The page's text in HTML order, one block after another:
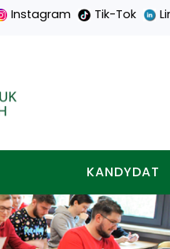
Instagram Tik-Tok
KANDYDAT